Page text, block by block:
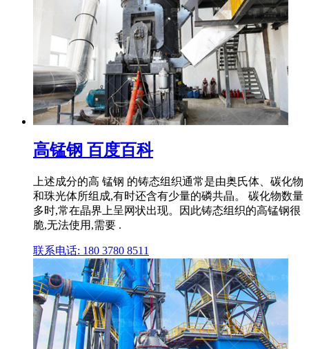
高锰钢 百度百科
上述成分的高 锰钢 的铸态组织通常是由奥氏体、碳化物
和珠光体所组成,有时还含有少量的磷共晶。 碳化物数量
多时,常在晶界上呈网状出现。因此铸态组织的高锰钢很
脆,无法使用,需要 .
联系电话: 180 3780 8511